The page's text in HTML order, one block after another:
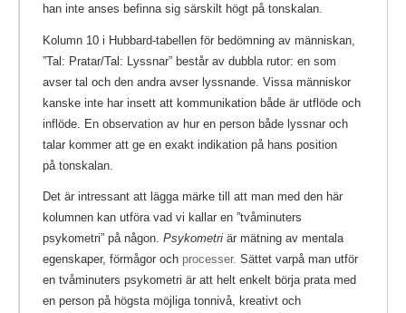
han inte anses befinna sig särskilt högt på tonskalan.
Kolumn 10 i Hubbard-tabellen för bedömning av människan,
”Tal: Pratar/Tal: Lyssnar” består av dubbla rutor: en som
avser tal och den andra avser lyssnande. Vissa människor
kanske inte har insett att kommunikation både är utflöde och
inflöde. En observation av hur en person både lyssnar och
talar kommer att ge en exakt indikation på hans position
på tonskalan.
Det är intressant att lägga märke till att man med den här
kolumnen kan utföra vad vi kallar en ”tvåminuters
psykometri” på någon. Psykometri är mätning av mentala
egenskaper, förmågor och processer. Sättet varpå man utför
en tvåminuters psykometri är att helt enkelt börja prata med
en person på högsta möjliga tonnivå, kreativt och